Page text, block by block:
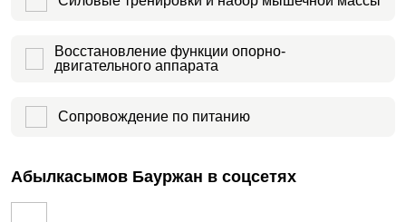
Восстановление функции опорно-
двигательного аппарата
Сопровождение по питанию
Абылкасымов Бауржан в соцсетях